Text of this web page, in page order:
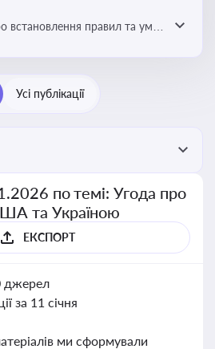
встановлення правил та умов
Усі публікації
по темі: Угода про
та Україною
ЕКСПОРТ
джерел
за 11 січня
ми сформували